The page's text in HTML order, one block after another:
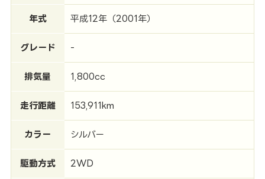
年式 平成12年（2001年）
グレード -
排気量 1,800cc
走行距離 153,911km
カラー シルバー
駆動方式 2WD